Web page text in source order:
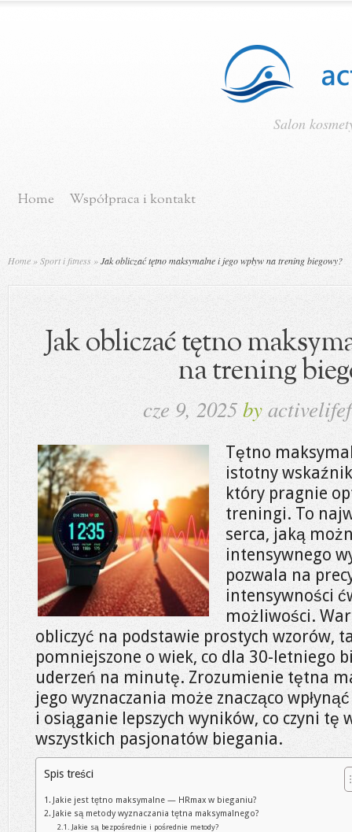
Salon
Home Współpraca i kontakt
Home »Sport i fitness »Jak obliczać tętno maksymalne i jego wpływ na trening biegowy?
Jak obliczać tętno
na trening
cze 9, 2025by
Tętno
istotny
który pragnie
treningi. To
serca, jaką
intensywnego
pozwala na
intensywności
możliwości.
obliczyć na podstawie prostych wzorów,
pomniejszone o wiek, co dla 30-letniego
uderzeń na minutę. Zrozumienie tętna
jego wyznaczania może znacząco
i osiąganie lepszych wyników, co czyni tę
wszystkich pasjonatów biegania.
Spis treści
Jakie jest tętno maksymalne — HRmax w bieganiu?
Jakie są metody wyznaczania tętna maksymalnego?
Jakie są bezpośrednie i pośrednie metody?